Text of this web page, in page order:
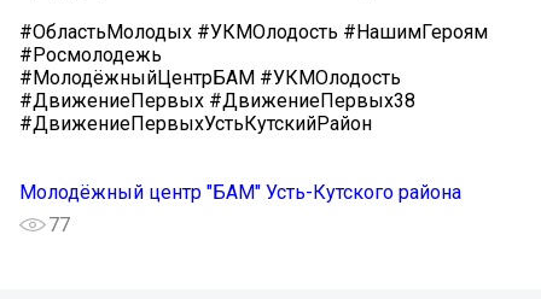
#ОбластьМолодых #УКМОлодость #НашимГероям
#Росмолодежь
#МолодёжныйЦентрБАМ #УКМОлодость
#ДвижениеПервых #ДвижениеПервых38
#ДвижениеПервыхУстьКутскийРайон
Молодёжный центр "БАМ" Усть-Кутского района
77